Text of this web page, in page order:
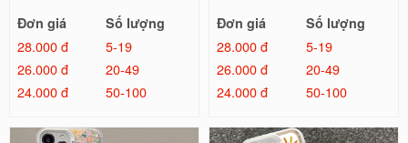
Đơn giá
Số lượng
28.000 đ
5-19
26.000 đ
20-49
24.000 đ
50-100
Đơn giá
Số lượng
28.000 đ
5-19
26.000 đ
20-49
24.000 đ
50-100